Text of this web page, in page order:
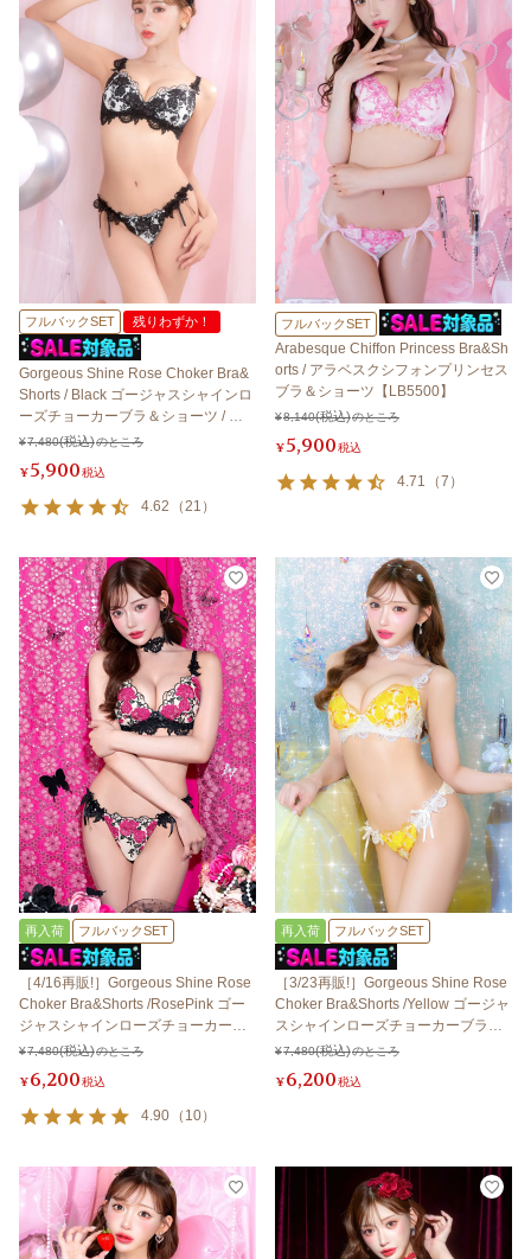
フルバックSET 残りわずか！
Gorgeous Shine Rose Choker Bra&
Shorts / Black ゴージャスシャインロ
ーズチョーカーブラ＆ショーツ / ブ
ラック【LB5500】
¥7,480 のところ
¥5,900税込
4.62 （21 ）
フルバックSET
Arabesque Chiffon Princess Bra&Sh
orts / アラベスクシフォンプリンセス
ブラ＆ショーツ【LB5500】
¥8,140 のところ
¥5,900税込
4.71 （7 ）
再入荷 フルバックSET
［4/16再販!］Gorgeous Shine Rose
Choker Bra&Shorts /RosePink ゴー
ジャスシャインローズチョーカーブ
ラ＆ショーツ / ローズピンク
¥7,480 のところ
¥6,200税込
4.90 （ 10）
再入荷 フルバックSET
［3/23再販!］Gorgeous Shine Rose
Choker Bra&Shorts /Yellow ゴージャ
スシャインローズチョーカーブラ＆
ショーツ / イエロー
¥7,480 のところ
¥6,200税込